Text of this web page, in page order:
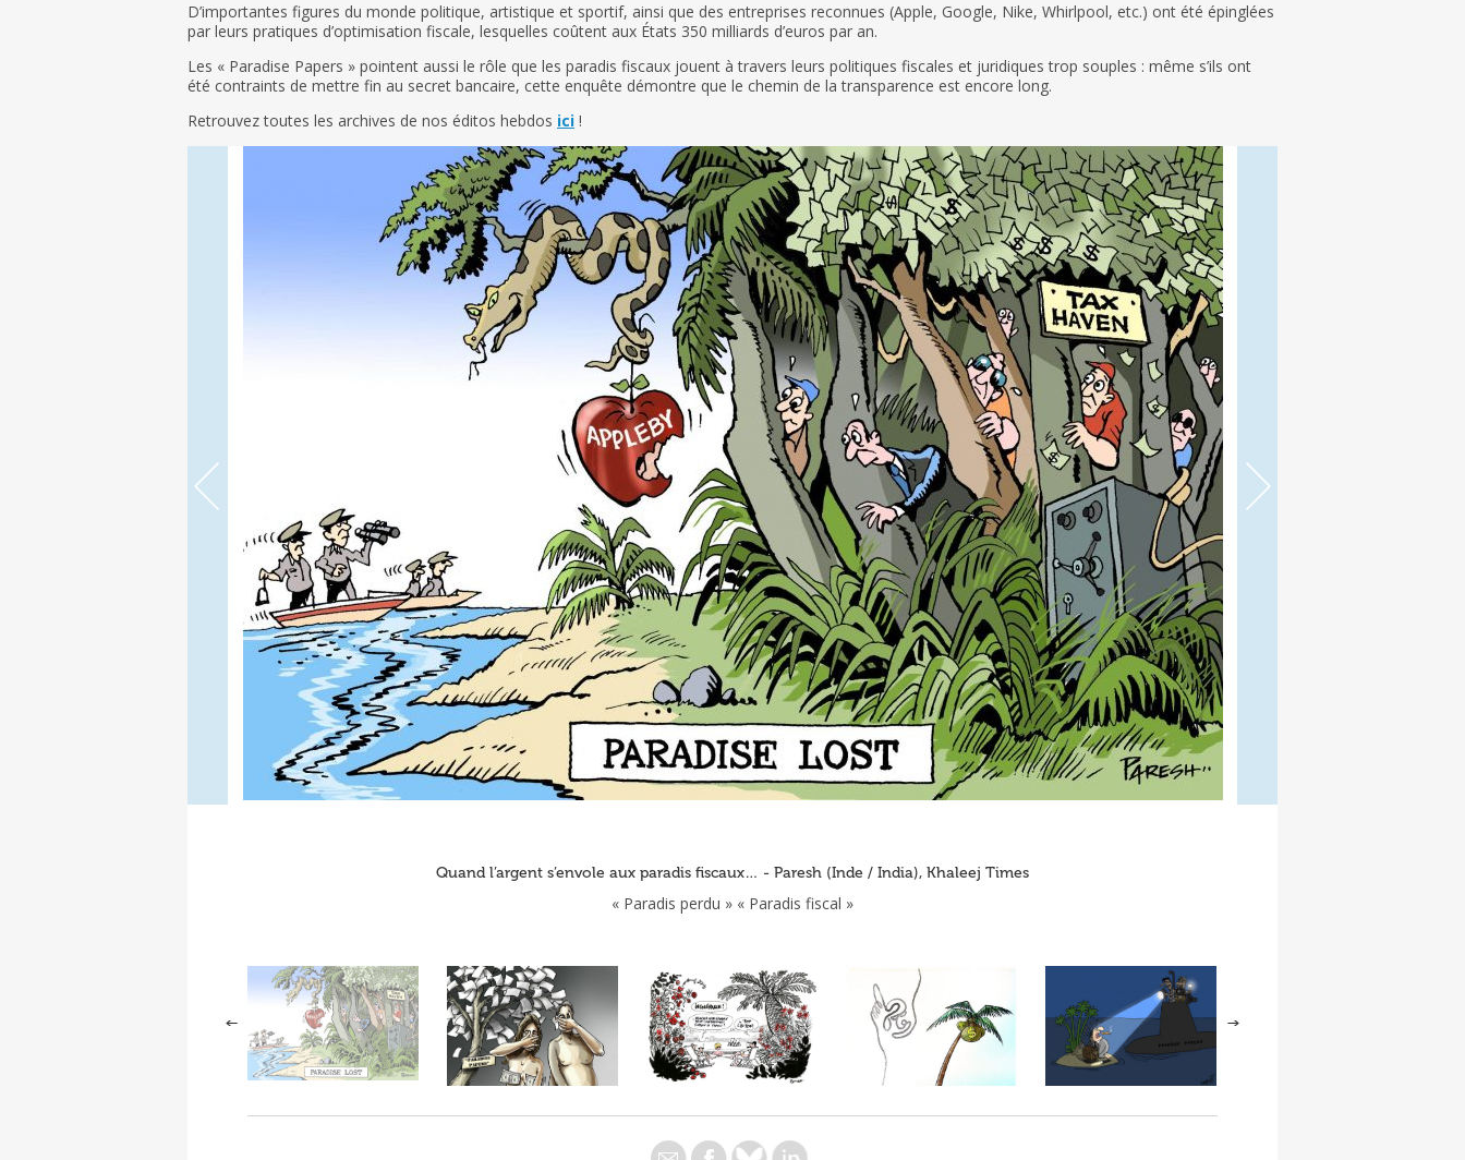
D’importantes figures du monde politique, artistique et sportif, ainsi que des entreprises reconnues (Apple, Google, Nike, Whirlpool, etc.) ont été épinglées
par leurs pratiques d’optimisation fiscale, lesquelles coûtent aux États 350 milliards d’euros par an.
Les « Paradise Papers » pointent aussi le rôle que les paradis fiscaux jouent à travers leurs politiques fiscales et juridiques trop souples : même s’ils ont
été contraints de mettre fin au secret bancaire, cette enquête démontre que le chemin de la transparence est encore long.
Retrouvez toutes les archives de nos éditos hebdos ici !
Quand l’argent s’envole aux paradis fiscaux… - Paresh (Inde / India), Khaleej Times
« Paradis perdu » « Paradis fiscal »